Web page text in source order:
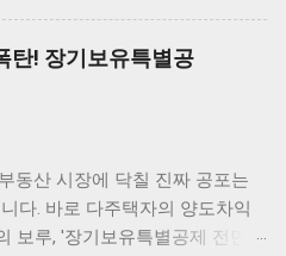
계속되고 있는데, 이는 개인과
게 새로운 경제적 기회를 제공할
• 글로벌 관세 위기 속의 지속
• 관세가 AI 개발 생태계에 미치
익 모델 • AI 에이전트를 통한 패
방법 • AI 시대의 새로운 기회와
관세 위기 속의 지속적 AI 투
탄! 장기보유특별공
동산 시장에 닥칠 진짜 공포는
다. 바로 다주택자의 양도차익
보루, '장기보유특별공제 전면